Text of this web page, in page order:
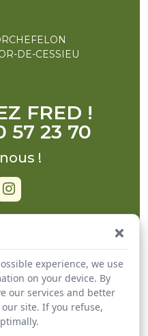
DE-CESSIEU
FRED !
57 23 70
!
experience, we use
on your device. By
our services and better
site. If you refuse,